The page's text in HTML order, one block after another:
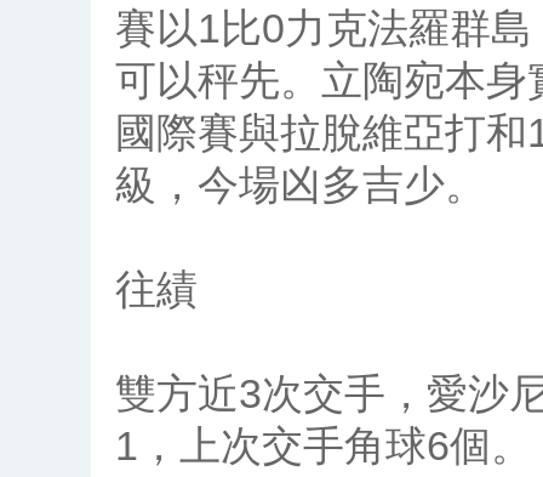
賽以1比0力克法羅群
可以秤先。立陶宛本
國際賽與拉脫維亞打
級，今場凶多吉少。
往績
雙方近3次交手，愛沙
1，上次交手角球6個。